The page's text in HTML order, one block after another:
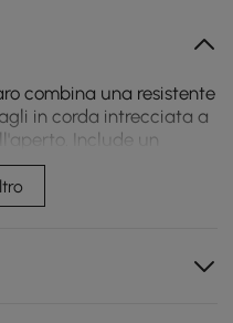
combina una resistente
in corda intrecciata a
Include un
e un tavolino da
all'acqua e alla
in terrazza.
stabilità e
all'aperto.